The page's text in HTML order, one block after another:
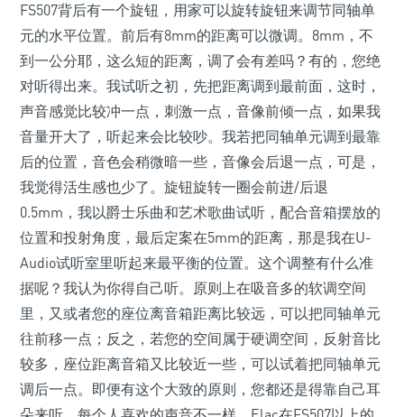
FS507背后有一个旋钮，用家可以旋转旋钮来调节同轴单
元的水平位置。前后有8mm的距离可以微调。8mm，不
到一公分耶，这么短的距离，调了会有差吗？有的，您绝
对听得出来。我试听之初，先把距离调到最前面，这时，
声音感觉比较冲一点，刺激一点，音像前倾一点，如果我
音量开大了，听起来会比较吵。我若把同轴单元调到最靠
后的位置，音色会稍微暗一些，音像会后退一点，可是，
我觉得活生感也少了。旋钮旋转一圈会前进/后退
0.5mm，我以爵士乐曲和艺术歌曲试听，配合音箱摆放的
位置和投射角度，最后定案在5mm的距离，那是我在U-
Audio试听室里听起来最平衡的位置。这个调整有什么准
据呢？我认为你得自己听。原则上在吸音多的软调空间
里，又或者您的座位离音箱距离比较远，可以把同轴单元
往前移一点；反之，若您的空间属于硬调空间，反射音比
较多，座位距离音箱又比较近一些，可以试着把同轴单元
调后一点。即便有这个大致的原则，您都还是得靠自己耳